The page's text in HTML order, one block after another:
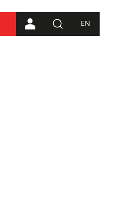
CONNEXION PORTAIL
RECHERCHE
EN